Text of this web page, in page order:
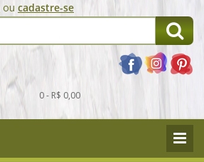
ou cadastre-se
0 - R$ 0,00